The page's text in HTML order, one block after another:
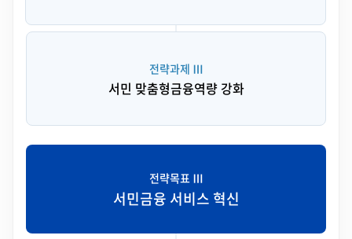
전략과제 Ⅲ
서민 맞춤형금융역량 강화
전략목표 Ⅲ
서민금융 서비스 혁신